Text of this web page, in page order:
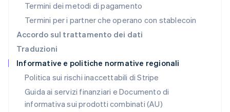
Termini dei metodi di pagamento
Termini per i partner che operano con stablecoin
Accordo sul trattamento dei dati
Traduzioni
Informative e politiche normative regionali
Politica sui rischi inaccettabili di Stripe
Guida ai servizi finanziari e Documento di
informativa sui prodotti combinati (AU)
RAS di Hong Kong, Cina
English 简体中文
Regno Unito
Repubblica Ceca
English
Romania
Singapore
English简体中文